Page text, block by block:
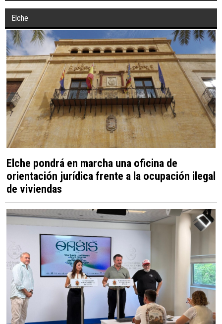
Elche
Elche pondrá en marcha una oficina de
orientación jurídica frente a la ocupación ilegal
de viviendas